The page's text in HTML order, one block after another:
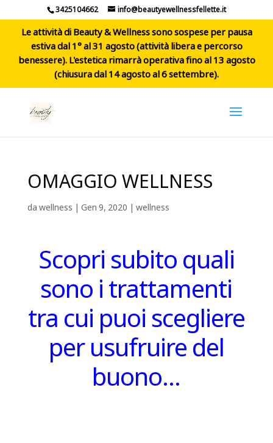
3425104662 info@beautyewellnessfellette.it
Le attività di Beauty & Wellness sono sospese per pausa
estiva dal 1° al 31 agosto (attività libera e percorso
benessere). L'estetica rimarrà operativa fino al 13 agosto
(chiusura dal 14 agosto al 6 settembre).
OMAGGIO WELLNESS
dawellness | Gen 9, 2020 | wellness
Scopri subito quali
sono i trattamenti
tra cui puoi scegliere
per usufruire del
buono…